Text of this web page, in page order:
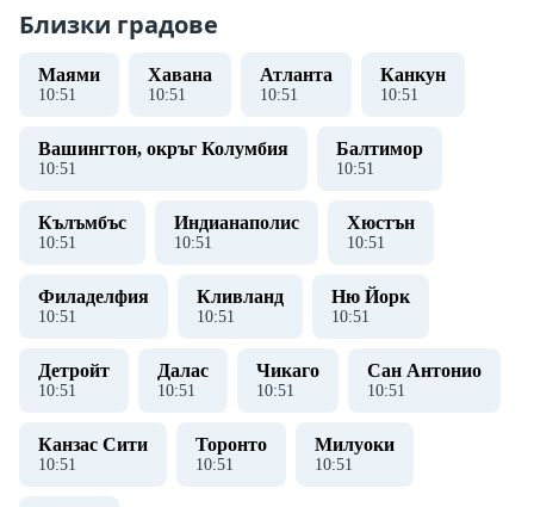
Близки градове
Маями
10:51
Хавана
10:51
Атланта
10:51
Канкун
10:51
Вашингтон, окръг Колумбия
10:51
Балтимор
10:51
Кълъмбъс
10:51
Индианаполис
10:51
Хюстън
10:51
Филаделфия
10:51
Кливланд
10:51
Ню Йорк
10:51
Детройт
10:51
Далас
10:51
Чикаго
10:51
Сан Антонио
10:51
Канзас Сити
10:51
Торонто
10:51
Милуоки
10:51